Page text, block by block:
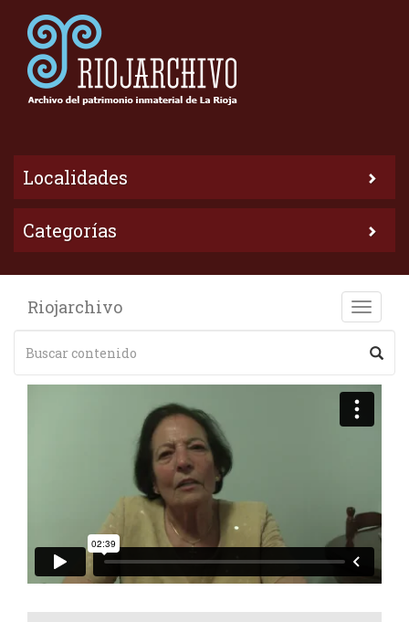
Localidades
Categorías
Toggle
Riojarchivo